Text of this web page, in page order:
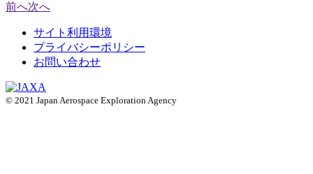
前へ次へ
サイト利用環境
プライバシーポリシー
お問い合わせ
© 2021 Japan Aerospace Exploration Agency